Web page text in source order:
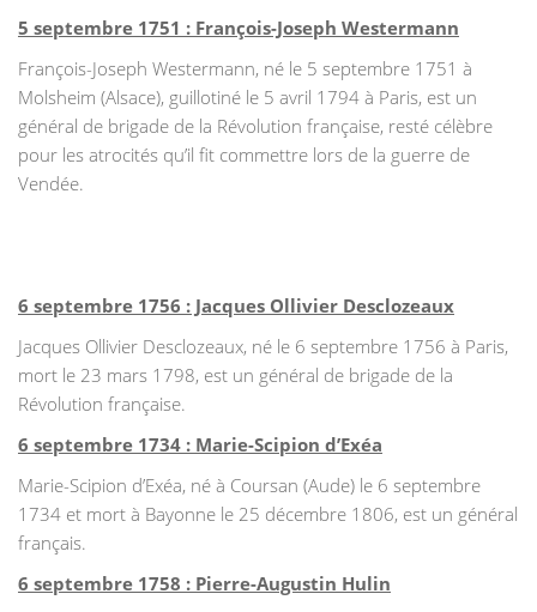
5 septembre 1751 : François-Joseph Westermann
François-Joseph Westermann, né le 5 septembre 1751 à
Molsheim (Alsace), guillotiné le 5 avril 1794 à Paris, est un
général de brigade de la Révolution française, resté célèbre
pour les atrocités qu’il fit commettre lors de la guerre de
Vendée.
6 septembre 1756 : Jacques Ollivier Desclozeaux
Jacques Ollivier Desclozeaux, né le 6 septembre 1756 à Paris,
mort le 23 mars 1798, est un général de brigade de la
Révolution française.
6 septembre 1734 : Marie-Scipion d’Exéa
Marie-Scipion d’Exéa, né à Coursan (Aude) le 6 septembre
1734 et mort à Bayonne le 25 décembre 1806, est un général
français.
6 septembre 1758 : Pierre-Augustin Hulin